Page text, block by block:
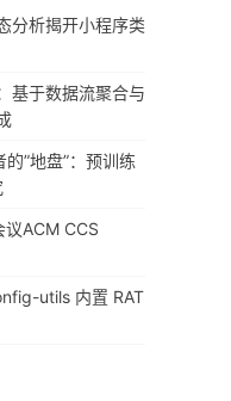
分析揭开小程序类
基于数据流聚合与
的”地盘”：预训练
议ACM CCS
utils 内置 RAT